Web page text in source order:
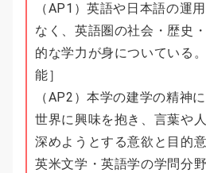
（AP1）英語や日本語の運
なく、英語圏の社会・歴史
的な学力が身についている
能］
（AP2）本学の建学の精神
世界に興味を抱き、言葉や
深めようとする意欲と目的
英米文学・英語学の学問分